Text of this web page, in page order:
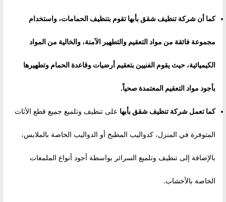
كما أن شركة تنظيف شقق بأبها تقوم بتنظيف الحمامات، واستخدام
مجموعة فائقة من مواد التعقيم والتطهير الآمنة، والخالية من المواد
الكيميائية، حيث يقوم الفنيين بتعقيم أرضيات وقاعدة الحمام وتطهيرها
بأجود مواد التعقيم المعتمدة صحياً.
كما تعملشركة تنظيف شقق بأبها على تنظيف وتلميع جميع قطع الأثاث
المتوفرة في المنزل، كدواليب المطبخ أو الدواليب الخاصة بالملابس،
بالإضافة إلى تنظيف وتلميع السرائر بواسطة أجود أنواع الملمعات
الخاصة بالأخشاب.